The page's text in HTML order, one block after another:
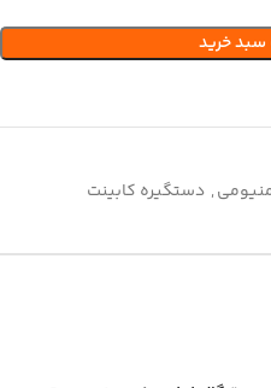
سبد خرید
, دستگیره کابینت